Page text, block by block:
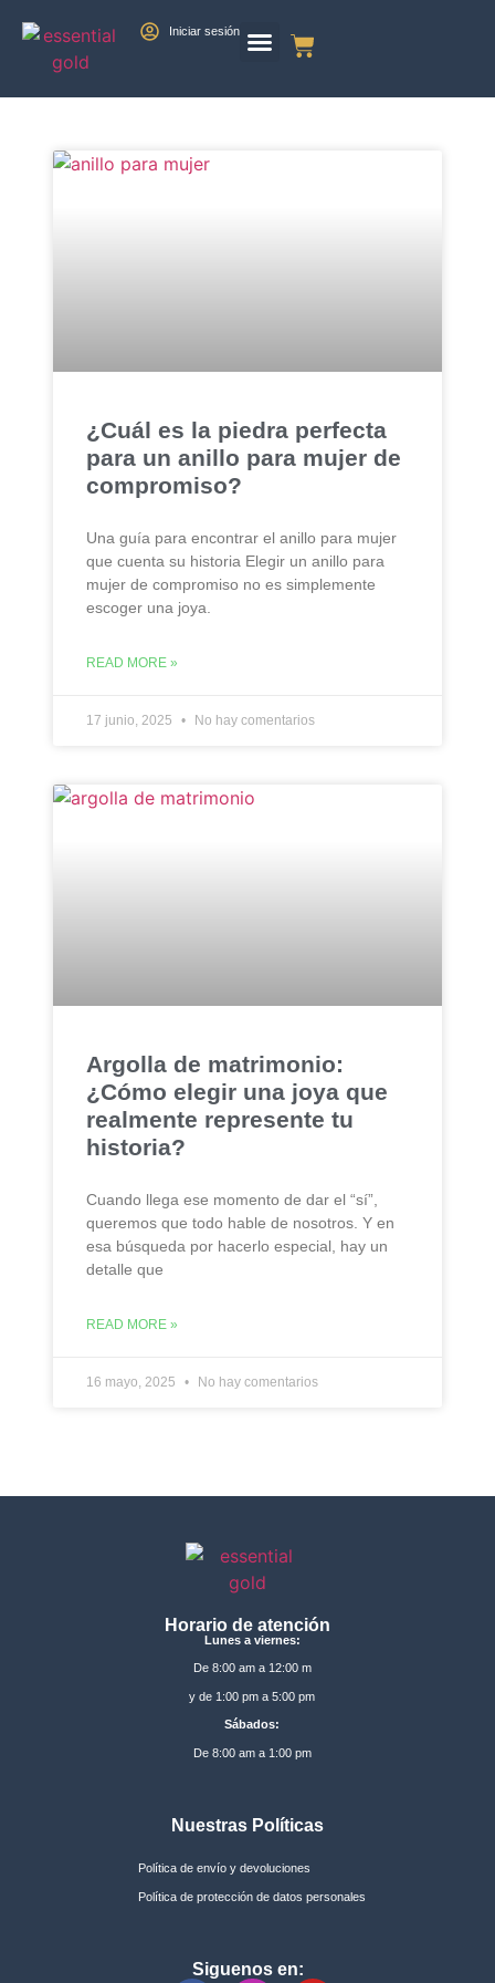
Iniciar sesión
¿Cuál es la piedra perfecta
para un anillo para mujer de
compromiso?
Una guía para encontrar el anillo para mujer
que cuenta su historia Elegir un anillo para
mujer de compromiso no es simplemente
escoger una joya.
READ MORE »
17 junio, 2025 No hay comentarios
Argolla de matrimonio:
¿Cómo elegir una joya que
realmente represente tu
historia?
Cuando llega ese momento de dar el “sí”,
queremos que todo hable de nosotros. Y en
esa búsqueda por hacerlo especial, hay un
detalle que
READ MORE »
16 mayo, 2025 No hay comentarios
Horario de atención
Lunes a viernes:
De 8:00 am a 12:00 m
y de 1:00 pm a 5:00 pm
Sábados:
De 8:00 am a 1:00 pm
Nuestras Políticas
Política de envío y devoluciones
Política de protección de datos personales
Siguenos en: